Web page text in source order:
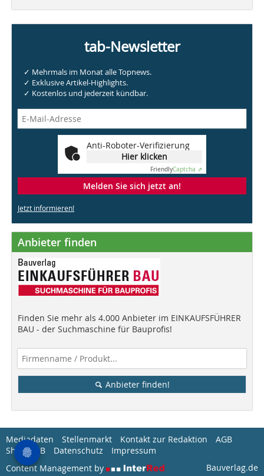
tab-Newsletter
✓ Mehrmals im Monat alle Topnews.
✓ Exklusive Artikel-Highlights.
✓ Kostenlos und jederzeit kündbar.
Anti-Roboter-Verifizierung
Hier klicken
FriendlyCaptcha ⇗
Melden Sie sich jetzt an!
Jetzt informieren!
Anbieter finden
Finden Sie mehr als 4.000 Anbieter im EINKAUFSFÜHRER
BAU - der Suchmaschine für Bauprofis!
Anbieter finden!
Mediadaten Stellenmarkt Kontakt zur Redaktion
AGB
Shop-AGB
Datenschutz
Impressum
Content Management by
Bauverlag.de